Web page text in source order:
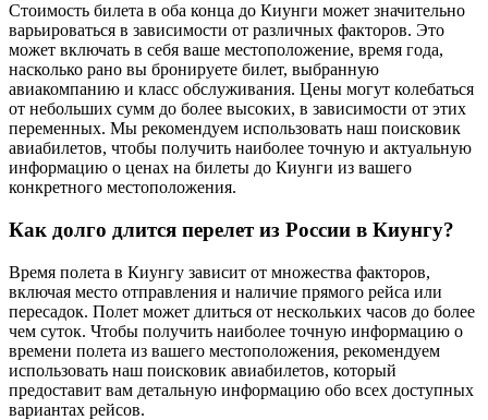
Стоимость билета в оба конца до Киунги может значительно
варьироваться в зависимости от различных факторов. Это
может включать в себя ваше местоположение, время года,
насколько рано вы бронируете билет, выбранную
авиакомпанию и класс обслуживания. Цены могут колебаться
от небольших сумм до более высоких, в зависимости от этих
переменных. Мы рекомендуем использовать наш поисковик
авиабилетов, чтобы получить наиболее точную и актуальную
информацию о ценах на билеты до Киунги из вашего
конкретного местоположения.
Как долго длится перелет из России в Киунгу?
Время полета в Киунгу зависит от множества факторов,
включая место отправления и наличие прямого рейса или
пересадок. Полет может длиться от нескольких часов до более
чем суток. Чтобы получить наиболее точную информацию о
времени полета из вашего местоположения, рекомендуем
использовать наш поисковик авиабилетов, который
предоставит вам детальную информацию обо всех доступных
вариантах рейсов.